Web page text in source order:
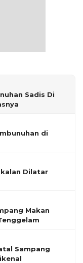
Sadis Di
di
Dilatar
Makan
Sampang